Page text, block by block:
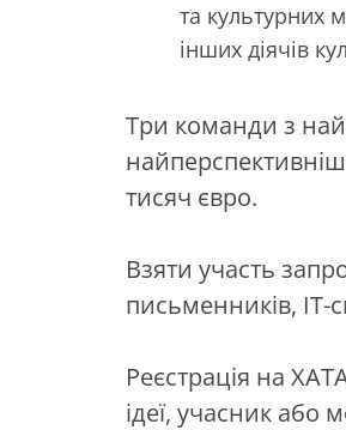
та культурних
інших діячів
Три команди з
тисяч євро.
Взяти участь
письменників, ІТ-
Реєстрація на
ідеї, учасник або